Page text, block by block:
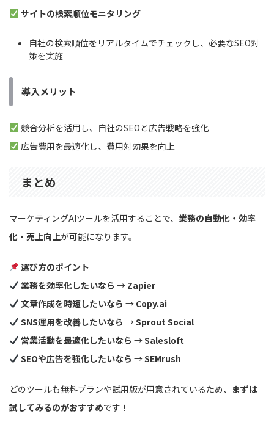
サイトの検索順位モニタリング
自社の検索順位をリアルタイムでチェックし、必要なSEO対
策を実施
導入メリット
競合分析を活用し、自社のSEOと広告戦略を強化
広告費用を最適化し、費用対効果を向上
まとめ
マーケティングAIツールを活用することで、 業務の自動化・効率
化・売上向上が可能になります。
選び方のポイント
業務を効率化したいなら → Zapier
文章作成を時短したいなら → Copy.ai
SNS運用を改善したいなら →Sprout Social
営業活動を最適化したいなら →Salesloft
SEOや広告を強化したいなら →SEMrush
どのツールも無料プランや試用版が用意されているため、 まずは
試してみるのがおすすめです！